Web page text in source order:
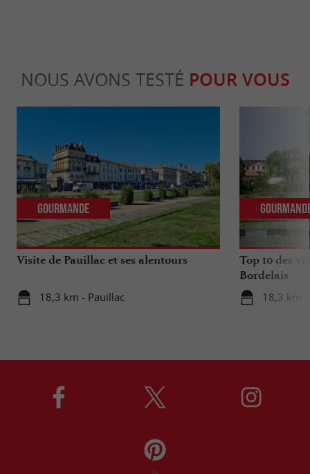
NOUS AVONS TESTÉ POUR VOUS
Visite de Pauillac et ses alentours
18,3 km - Pauillac
Gourmande
Top 10 des
Bordelais
18,3 km